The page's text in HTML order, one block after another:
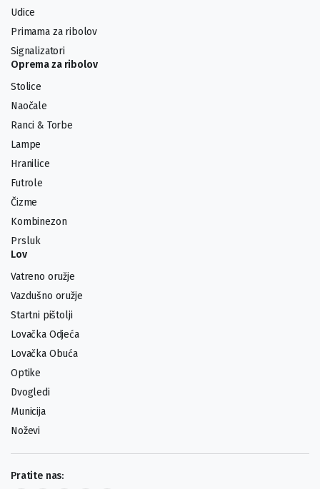
Udice
Primama za ribolov
Signalizatori
Oprema za ribolov
Stolice
Naočale
Ranci & Torbe
Lampe
Hranilice
Futrole
Čizme
Kombinezon
Prsluk
Lov
Vatreno oružje
Vazdušno oružje
Startni pištolji
Lovačka Odjeća
Lovačka Obuća
Optike
Dvogledi
Municija
Noževi
Pratite nas: